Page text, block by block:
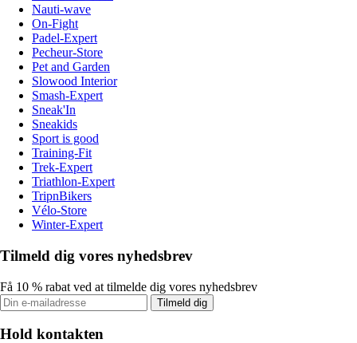
Nauti-wave
On-Fight
Padel-Expert
Pecheur-Store
Pet and Garden
Slowood Interior
Smash-Expert
Sneak'In
Sneakids
Sport is good
Training-Fit
Trek-Expert
Triathlon-Expert
TripnBikers
Vélo-Store
Winter-Expert
Tilmeld dig vores nyhedsbrev
Få 10 % rabat ved at tilmelde dig vores nyhedsbrev
Tilmeld dig
Hold kontakten